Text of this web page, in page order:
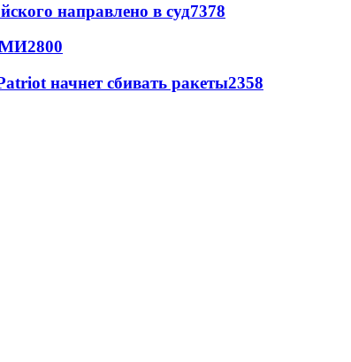
направлено в суд7378
2800
начнет сбивать ракеты2358